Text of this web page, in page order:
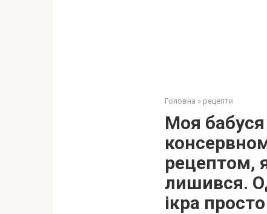
Головна » рецепти
Моя
рецептом,
лишився.
ікра